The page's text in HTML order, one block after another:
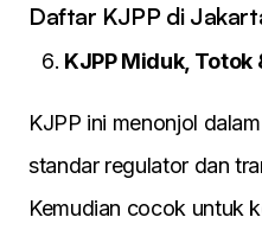
Daftar KJPP di
KJPP Miduk, Totok
KJPP ini menonjol
standar regulator dan
Kemudian cocok untuk